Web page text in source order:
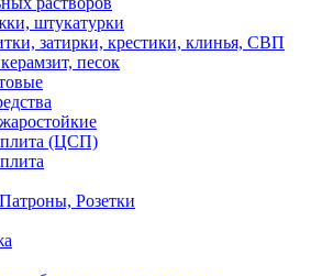
штукатурки
затирки, крестики, клинья, СВП
песок
плита (ЦСП)
Розетки